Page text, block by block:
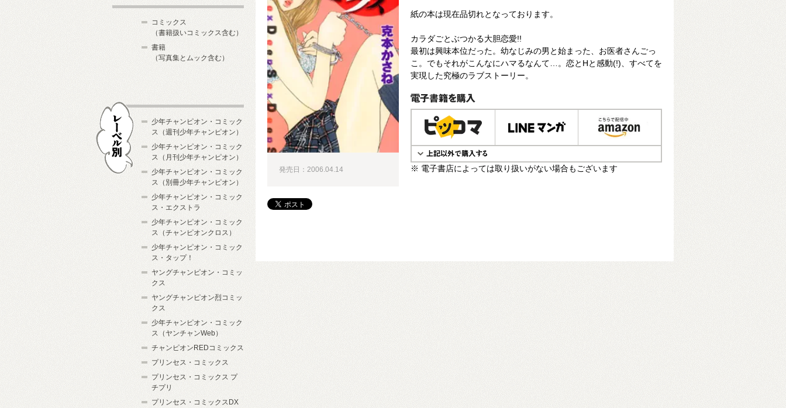
紙の本は現在品切れとなっております。
カラダごとぶつかる大胆恋愛!!
最初は興味本位だった。幼なじみの男と始まった、お医者さんごっ
こ。でもそれがこんなにハマるなんて…。恋とHと感動(!)、すべてを
実現した究極のラブストーリー。
電子書籍で購入
※ 電子書店によっては取り扱いがない場合もございます
発売日：2006.04.14
コミックス
（書籍扱いコミックス含む）
書籍
（写真集とムック含む）
少年チャンピオン・コミック
ス（週刊少年チャンピオン）
少年チャンピオン・コミック
ス（月刊少年チャンピオン）
少年チャンピオン・コミック
ス（別冊少年チャンピオン）
少年チャンピオン・コミック
ス・エクストラ
少年チャンピオン・コミック
ス（チャンピオンクロス）
少年チャンピオン・コミック
ス・タップ！
ヤングチャンピオン・コミッ
クス
ヤングチャンピオン烈コミッ
クス
少年チャンピオン・コミック
ス（ヤンチャンWeb）
チャンピオンREDコミックス
プリンセス・コミックス
プリンセス・コミックス プ
チプリ
プリンセス・コミックスDX